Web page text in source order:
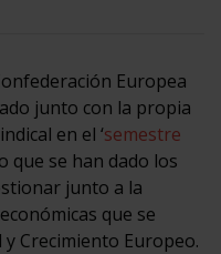
Europea
junto con la propia
en el ‘semestre
que se han dado los
junto a la
que se
Crecimiento Europeo.